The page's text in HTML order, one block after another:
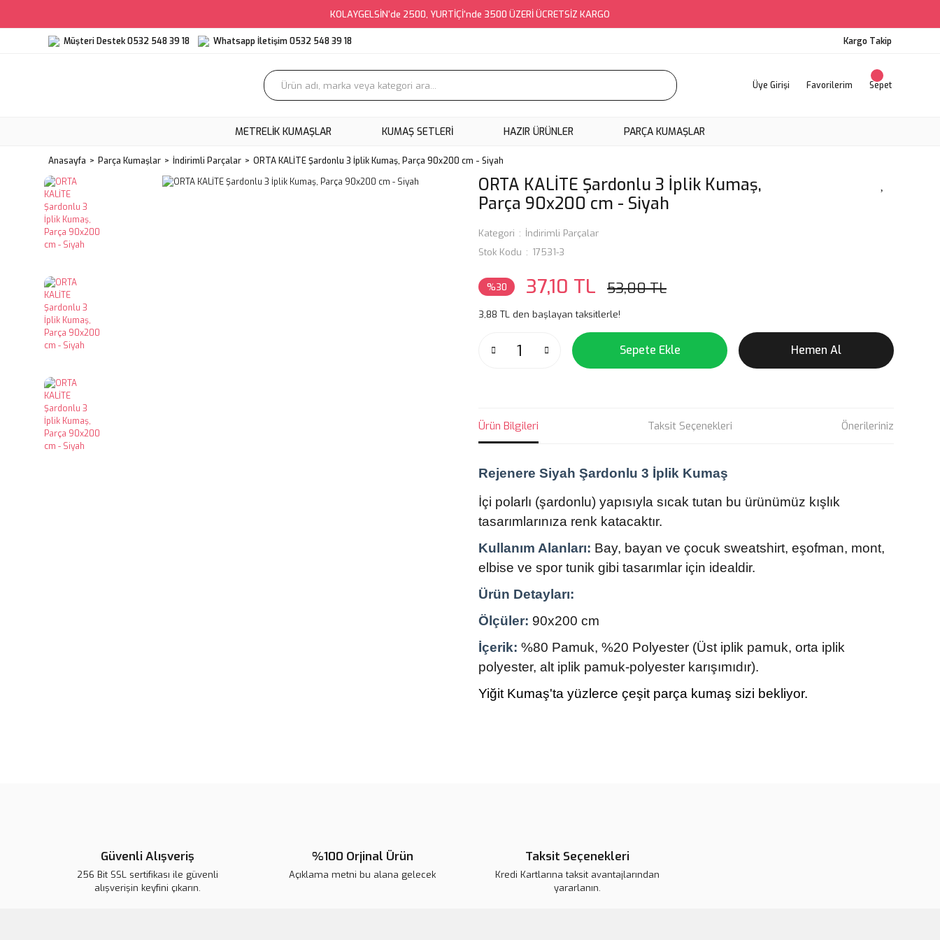
KOLAYGELSİN'de 2500, YURTİÇİ'nde 3500 ÜZERİ ÜCRETSİZ KARGO
Müşteri Destek 0532 548 39 18 Whatsapp İletişim 0532 548 39 18 Kargo Takip
Üye Girişi Favorilerim Sepet
METRELIK KUMAŞLAR KUMAŞ SETLERI HAZIR ÜRÜNLER PARÇA KUMAŞLAR
Anasayfa Parça Kumaşlar İndirimli Parçalar ORTA KALİTE Şardonlu 3 İplik Kumaş, Parça 90x200 cm - Siyah
ORTA KALİTE Şardonlu 3 İplik Kumaş,
Parça 90x200 cm - Siyah
Kategori
İndirimli Parçalar
Stok Kodu
17531-3
%30 37,10 TL 53,00 TL
3,88 TL den başlayan taksitlerle!
Sepete Ekle Hemen Al
Ürün Bilgileri Taksit Seçenekleri Önerileriniz
Rejenere Siyah Şardonlu 3 İplik Kumaş
İçi polarlı (şardonlu) yapısıyla sıcak tutan bu ürünümüz kışlık
tasarımlarınıza renk katacaktır.
Kullanım Alanları: Bay, bayan ve çocuk sweatshirt, eşofman, mont,
elbise ve spor tunik gibi tasarımlar için idealdir.
Ürün Detayları:
Ölçüler: 90x200 cm
İçerik: %80 Pamuk, %20 Polyester (Üst iplik pamuk, orta iplik
polyester, alt iplik pamuk-polyester karışımıdır).
Yiğit Kumaş'ta yüzlerce çeşit parça kumaş sizi bekliyor.
Ürün bilgilerinde hatalar bulunuyor.
Ürün fiyatı diğer sitelerden daha pahalı.
Bu ürüne benzer farklı alternatifler olmalı.
Güvenli Alışveriş
256 Bit SSL sertifikası ile güvenli
alışverişin keyfini çıkarın.
%100 Orjinal Ürün
Açıklama metni bu alana gelecek
Taksit Seçenekleri
Kredi Kartlarına taksit avantajlarından
yararlanın.